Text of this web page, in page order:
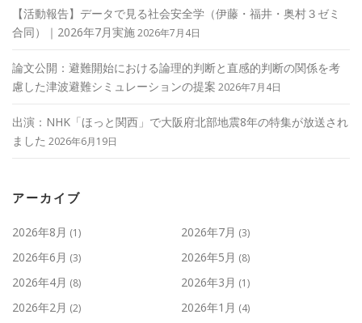
【活動報告】データで見る社会安全学（伊藤・福井・奥村３ゼミ
合同）｜2026年7月実施2026年7月4日
論文公開：避難開始における論理的判断と直感的判断の関係を考
慮した津波避難シミュレーションの提案 2026年7月4日
出演：NHK「ほっと関西」で大阪府北部地震8年の特集が放送され
ました 2026年6月19日
アーカイブ
2026年8月 (1) 2026年7月 (3)
2026年6月 (3) 2026年5月 (8)
2026年4月 (8) 2026年3月 (1)
2026年2月 (2) 2026年1月 (4)